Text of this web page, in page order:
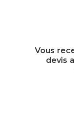
Vous
devis